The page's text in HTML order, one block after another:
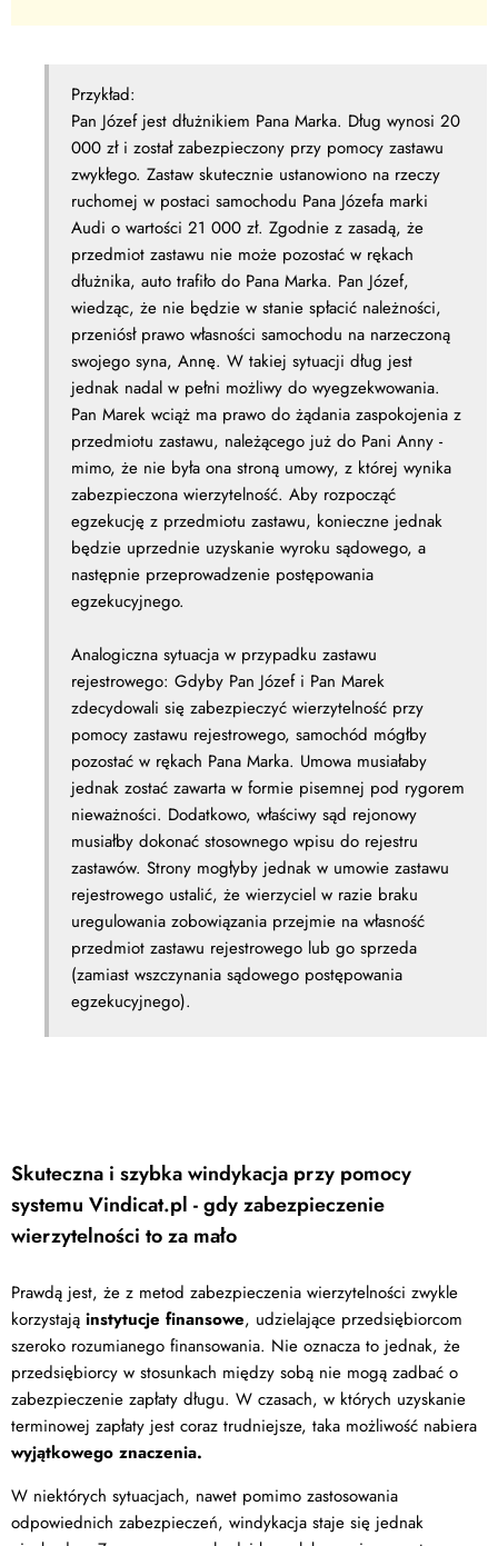
Przykład:
Pan Józef jest dłużnikiem Pana Marka. Dług wynosi 20
000 zł i został zabezpieczony przy pomocy zastawu
zwykłego. Zastaw skutecznie ustanowiono na rzeczy
ruchomej w postaci samochodu Pana Józefa marki
Audi o wartości 21 000 zł. Zgodnie z zasadą, że
przedmiot zastawu nie może pozostać w rękach
dłużnika, auto trafiło do Pana Marka. Pan Józef,
wiedząc, że nie będzie w stanie spłacić należności,
przeniósł prawo własności samochodu na narzeczoną
swojego syna, Annę. W takiej sytuacji dług jest
jednak nadal w pełni możliwy do wyegzekwowania.
Pan Marek wciąż ma prawo do żądania zaspokojenia z
przedmiotu zastawu, należącego już do Pani Anny -
mimo, że nie była ona stroną umowy, z której wynika
zabezpieczona wierzytelność. Aby rozpocząć
egzekucję z przedmiotu zastawu, konieczne jednak
będzie uprzednie uzyskanie wyroku sądowego, a
następnie przeprowadzenie postępowania
egzekucyjnego.
Analogiczna sytuacja w przypadku zastawu
rejestrowego: Gdyby Pan Józef i Pan Marek
zdecydowali się zabezpieczyć wierzytelność przy
pomocy zastawu rejestrowego, samochód mógłby
pozostać w rękach Pana Marka. Umowa musiałaby
jednak zostać zawarta w formie pisemnej pod rygorem
nieważności. Dodatkowo, właściwy sąd rejonowy
musiałby dokonać stosownego wpisu do rejestru
zastawów. Strony mogłyby jednak w umowie zastawu
rejestrowego ustalić, że wierzyciel w razie braku
uregulowania zobowiązania przejmie na własność
przedmiot zastawu rejestrowego lub go sprzeda
(zamiast wszczynania sądowego postępowania
egzekucyjnego).
Skuteczna i szybka windykacja przy pomocy
systemu Vindicat.pl - gdy zabezpieczenie
wierzytelności to za mało
Prawdą jest, że z metod zabezpieczenia wierzytelności zwykle
korzystają instytucje finansowe, udzielające przedsiębiorcom
szeroko rozumianego finansowania. Nie oznacza to jednak, że
przedsiębiorcy w stosunkach między sobą nie mogą zadbać o
zabezpieczenie zapłaty długu. W czasach, w których uzyskanie
terminowej zapłaty jest coraz trudniejsze, taka możliwość nabiera
wyjątkowego znaczenia.
W niektórych sytuacjach, nawet pomimo zastosowania
odpowiednich zabezpieczeń, windykacja staje się jednak